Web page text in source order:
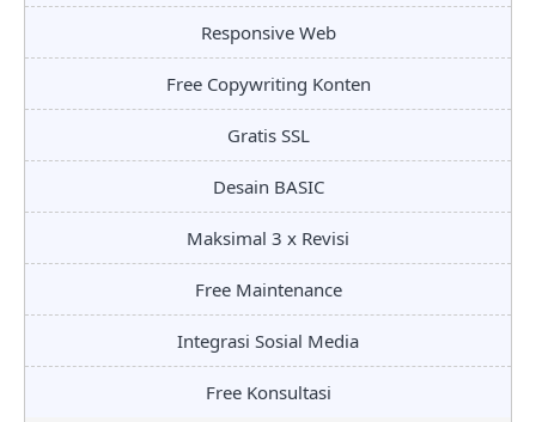
Responsive Web
Free Copywriting Konten
Gratis SSL
Desain BASIC
Maksimal 3 x Revisi
Free Maintenance
Integrasi Sosial Media
Free Konsultasi